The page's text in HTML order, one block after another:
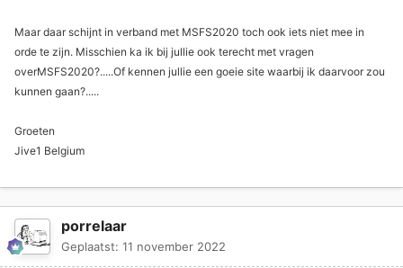
Maar daar schijnt in verband met MSFS2020 toch ook iets niet mee in
orde te zijn. Misschien ka ik bij jullie ook terecht met vragen
overMSFS2020?.....Of kennen jullie een goeie site waarbij ik daarvoor zou
kunnen gaan?.....
Groeten
Jive1 Belgium
porrelaar
Geplaatst: 11 november 2022